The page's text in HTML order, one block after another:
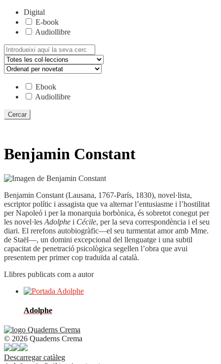
Digital
E-book
Audiollibre
Cerca:
Ebook
Audiollibre
Benjamin Constant
Benjamin Constant (Lausana, 1767-París, 1830), novel·lista,
escriptor polític i assagista que va alternar l’entusiasme i l’hostilitat
per Napoleó i per la monarquia borbònica, és sobretot conegut per
les novel·les Adolphe i Cécile, per la seva correspondència i el seu
diari. El rerefons autobiogràfic—el seu turmentat amor amb Mme.
de Staël—, un domini excepcional del llenguatge i una subtil
capacitat de penetració psicològica segellen l’obra que avui
presentem per primer cop traduïda al català.
Llibres publicats com a autor
Adolphe
© 2026 Quaderns Crema
Descarregar catàleg